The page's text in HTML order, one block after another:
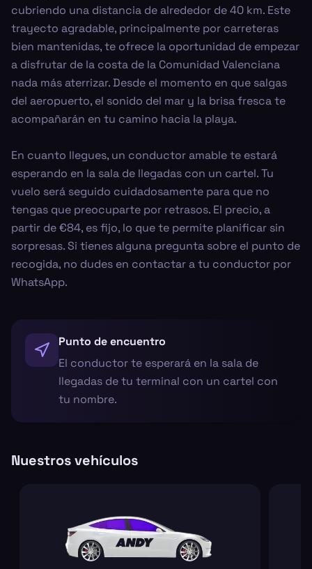
cubriendo una distancia de alrededor de 40 km. Este
trayecto agradable, principalmente por carreteras
bien mantenidas, te ofrece la oportunidad de empezar
a disfrutar de la costa de la Comunidad Valenciana
nada más aterrizar. Desde el momento en que salgas
del aeropuerto, el sonido del mar y la brisa fresca te
acompañarán en tu camino hacia la playa.
En cuanto llegues, un conductor amable te estará
esperando en la sala de llegadas con un cartel. Tu
vuelo será seguido cuidadosamente para que no
tengas que preocuparte por retrasos. El precio, a
partir de €84, es fijo, lo que te permite planificar sin
sorpresas. Si tienes alguna pregunta sobre el punto de
recogida, no dudes en contactar a tu conductor por
WhatsApp.
Punto de encuentro
El conductor te esperará en la sala de
llegadas de tu terminal con un cartel con
tu nombre.
Nuestros vehículos